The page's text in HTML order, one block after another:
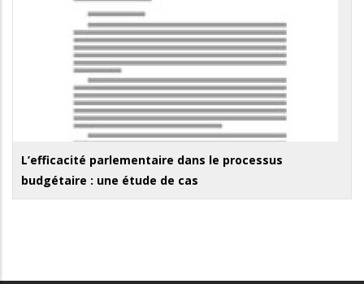
L’efficacité parlementaire dans le processus
budgétaire : une étude de cas